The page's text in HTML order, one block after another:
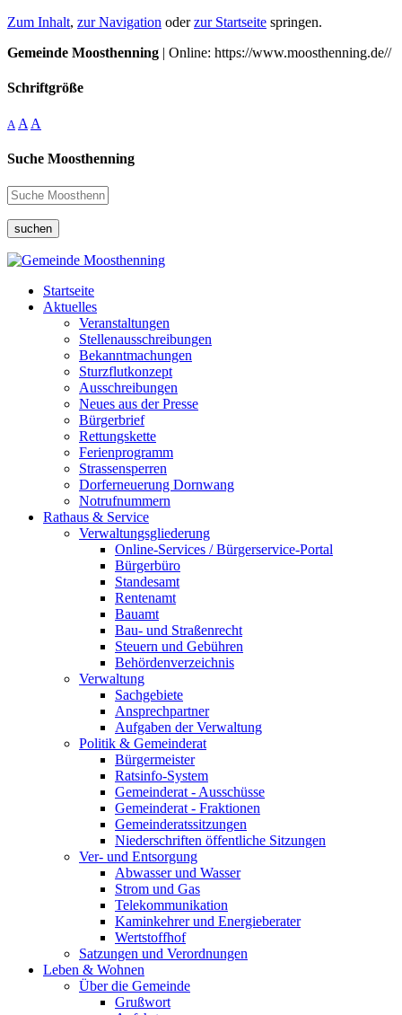
Zum Inhalt, zur Navigation oderzur Startseite springen.
Gemeinde Moosthenning | Online: https://www.moosthenning.de//
Schriftgröße
A A A
Suche Moosthenning
suchen
Startseite
Aktuelles
Veranstaltungen
Stellenausschreibungen
Bekanntmachungen
Sturzflutkonzept
Ausschreibungen
Neues aus der Presse
Bürgerbrief
Rettungskette
Ferienprogramm
Strassensperren
Dorferneuerung Dornwang
Notrufnummern
Rathaus & Service
Verwaltungsgliederung
Online-Services / Bürgerservice-Portal
Bürgerbüro
Standesamt
Rentenamt
Bauamt
Bau- und Straßenrecht
Steuern und Gebühren
Behördenverzeichnis
Verwaltung
Sachgebiete
Ansprechpartner
Aufgaben der Verwaltung
Politik & Gemeinderat
Bürgermeister
Ratsinfo-System
Gemeinderat - Ausschüsse
Gemeinderat - Fraktionen
Gemeinderatssitzungen
Niederschriften öffentliche Sitzungen
Ver- und Entsorgung
Abwasser und Wasser
Strom und Gas
Telekommunikation
Kaminkehrer und Energieberater
Wertstoffhof
Satzungen und Verordnungen
Leben & Wohnen
Über die Gemeinde
Grußwort